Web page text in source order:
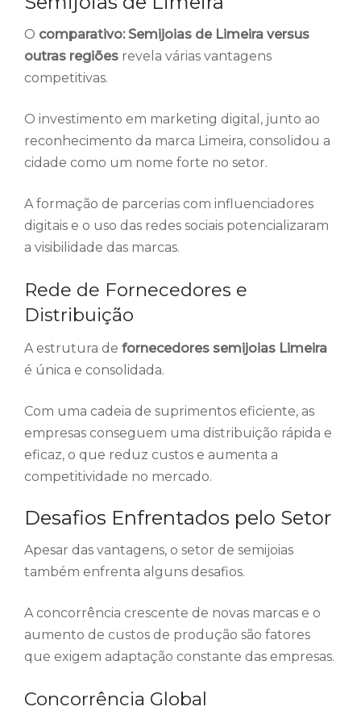
O comparativo: Semijoias de Limeira versus
outras regiões revela várias vantagens
competitivas.
O investimento em marketing digital, junto ao
reconhecimento da marca Limeira, consolidou a
cidade como um nome forte no setor.
A formação de parcerias com influenciadores
digitais e o uso das redes sociais potencializaram
a visibilidade das marcas.
Rede de Fornecedores e
Distribuição
A estrutura de fornecedores semijoias Limeira
é única e consolidada.
Com uma cadeia de suprimentos eficiente, as
empresas conseguem uma distribuição rápida e
eficaz, o que reduz custos e aumenta a
competitividade no mercado.
Desafios Enfrentados pelo Setor
Apesar das vantagens, o setor de semijoias
também enfrenta alguns desafios.
A concorrência crescente de novas marcas e o
aumento de custos de produção são fatores
que exigem adaptação constante das empresas.
Concorrência Global